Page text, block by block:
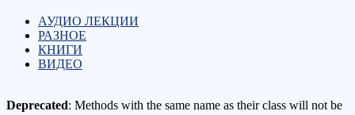
АУДИО ЛЕКЦИИ
РАЗНОЕ
КНИГИ
ВИДЕО
Deprecated: Methods with the same name as their class will not be